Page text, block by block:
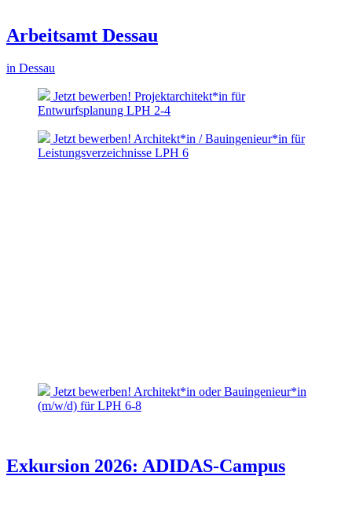
Arbeitsamt Dessau
in Dessau
Jetzt bewerben! Projektarchitekt*in für
Entwurfsplanung LPH 2-4
Jetzt bewerben! Architekt*in / Bauingenieur*in für
Leistungsverzeichnisse LPH 6
Jetzt bewerben! Architekt*in oder Bauingenieur*in
(m/w/d) für LPH 6-8
Exkursion 2026: ADIDAS-Campus